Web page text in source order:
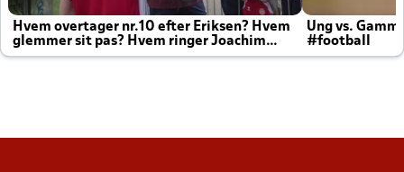
Hvem overtager nr.10 efter Eriksen? Hvem
glemmer sit pas? Hvem ringer Joachim
altid til efter kampe?
Ung vs.
#football